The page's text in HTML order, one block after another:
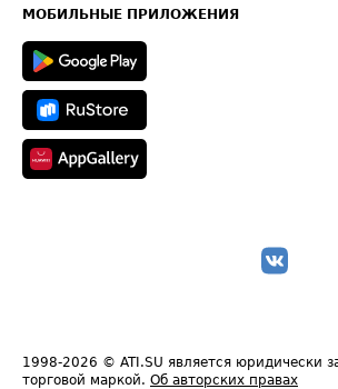
Техническая информация
МОБИЛЬНЫЕ ПРИЛОЖЕНИЯ
1998-2026 © ATI.SU является юридически
торговой маркой. Об авторских правах